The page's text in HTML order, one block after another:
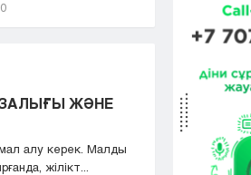
0
ЖӘНЕ
мал алу керек. Малды
жілікт...